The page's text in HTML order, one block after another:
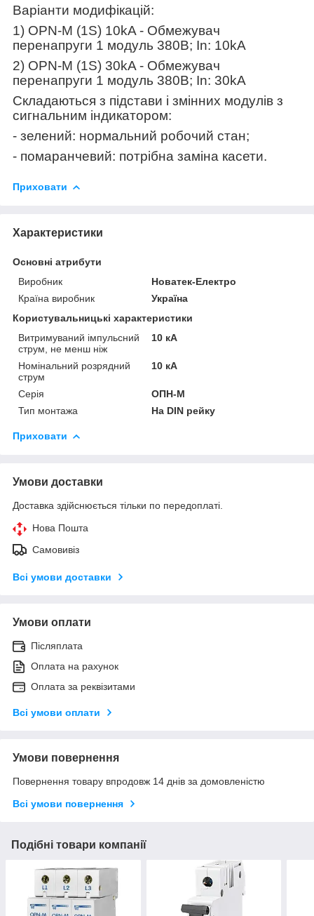
Варіанти модифікацій:
1) OPN-M (1S) 10kA - Обмежувач
перенапруги 1 модуль 380В; In: 10kA
2) OPN-M (1S) 30kA - Обмежувач
перенапруги 1 модуль 380В; In: 30kA
Складаються з підстави і змінних модулів з
сигнальним індикатором:
- зелений: нормальний робочий стан;
- помаранчевий: потрібна заміна касети.
Приховати
Характеристики
Основні атрибути
Виробник
Новатек-Електро
Країна виробник
Україна
Користувальницькі характеристики
Витримуваний імпульсний
струм, не менш ніж
10 кА
Номінальний розрядний
струм
10 кА
Серія
ОПН-М
Тип монтажа
На DIN рейку
Приховати
Умови доставки
Доставка здійснюється тільки по передоплаті.
Нова Пошта
Самовивіз
Всі умови доставки
Умови оплати
Післяплата
Оплата на рахунок
Оплата за реквізитами
Всі умови оплати
Умови повернення
Повернення товару впродовж 14 днів за домовленістю
Всі умови повернення
Подібні товари компанії